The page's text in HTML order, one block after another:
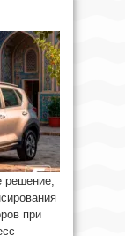
решение,
при